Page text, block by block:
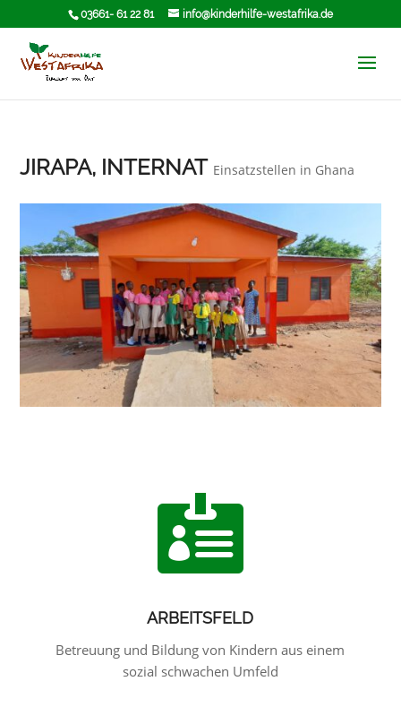
03661- 61 22 81 info@kinderhilfe-westafrika.de
JIRAPA, INTERNAT Einsatzstellen in Ghana

ARBEITSFELD
Betreuung und Bildung von Kindern aus einem
sozial schwachen Umfeld